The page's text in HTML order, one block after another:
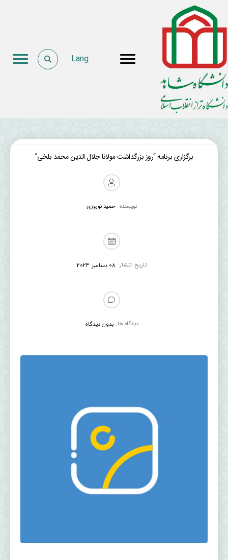
Lang
برگزاری برنامه “روز بزرگداشت مولانا جلال الدین محمد بلخی”
نویسنده: حمید نوروزی
تاریخ انتشار: 08 دسامبر 2024
دیدگاه ها: بدون دیدگاه